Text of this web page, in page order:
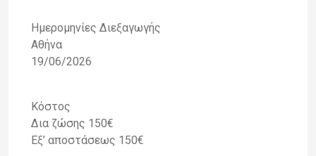
Ημερομηνίες Διεξαγωγής
Aθήνα
19/06/2026
Κόστος
Δια ζώσης 150€
Εξ’ αποστάσεως 150€